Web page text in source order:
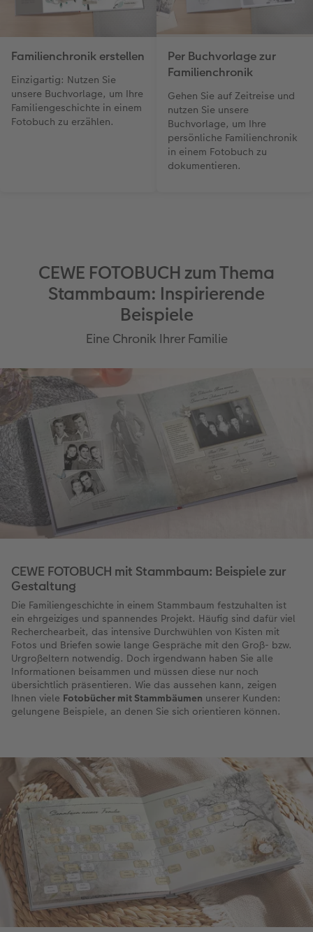
Familienchronik erstellen
Einzigartig: Nutzen Sie
unsere Buchvorlage, um Ihre
Familiengeschichte in einem
Fotobuch zu erzählen.
Per Buchvorlage zur
Familienchronik
Gehen Sie auf Zeitreise und
nutzen Sie unsere
Buchvorlage, um Ihre
persönliche Familienchronik
in einem Fotobuch zu
dokumentieren.
CEWE FOTOBUCH zum Thema
Stammbaum: Inspirierende
Beispiele
Eine Chronik Ihrer Familie
CEWE FOTOBUCH mit Stammbaum: Beispiele zur
Gestaltung
Die Familiengeschichte in einem Stammbaum festzuhalten ist
ein ehrgeiziges und spannendes Projekt. Häufig sind dafür viel
Recherchearbeit, das intensive Durchwühlen von Kisten mit
Fotos und Briefen sowie lange Gespräche mit den Groß- bzw.
Urgroßeltern notwendig. Doch irgendwann haben Sie alle
Informationen beisammen und müssen diese nur noch
übersichtlich präsentieren. Wie das aussehen kann, zeigen
Ihnen viele Fotobücher mit Stammbäumen unserer Kunden:
gelungene Beispiele, an denen Sie sich orientieren können.